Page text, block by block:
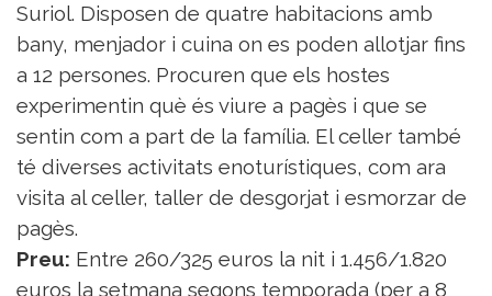
Suriol. Disposen de quatre habitacions amb
bany, menjador i cuina on es poden allotjar fins
a 12 persones. Procuren que els hostes
experimentin què és viure a pagès i que se
sentin com a part de la família. El celler també
té diverses activitats enoturístiques, com ara
visita al celler, taller de desgorjat i esmorzar de
pagès.
Preu: Entre 260/325 euros la nit i 1.456/1.820
euros la setmana segons temporada (per a 8